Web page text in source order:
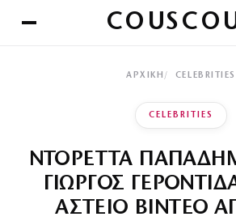
ΑΡΧΙΚΉ CELEBRITIES
CELEBRITIES
ΝΤΟΡΕΤΤΑ
ΓΙΩΡΓΟΣ
ΑΣΤΕΙΟ ΒΙΝΤΕΟ